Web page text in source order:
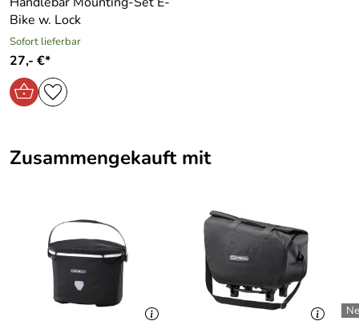
Bike w. Lock
Sofort lieferbar
27,- €*
Zusammengekauft mit